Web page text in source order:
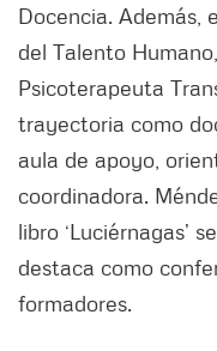
Docencia. Además,
del Talento
Psicoterapeuta
trayectoria como
aula de apoyo,
coordinadora.
libro ‘Luciérnagas’
destaca como
formadores.